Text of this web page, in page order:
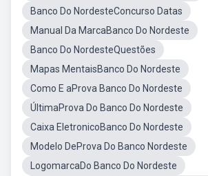
Banco Do NordesteConcurso Datas
Manual Da MarcaBanco Do Nordeste
Banco Do NordesteQuestões
Mapas MentaisBanco Do Nordeste
Como E aProva Banco Do Nordeste
ÚltimaProva Do Banco Do Nordeste
Caixa EletronicoBanco Do Nordeste
Modelo DeProva Do Banco Nordeste
LogomarcaDo Banco Do Nordeste